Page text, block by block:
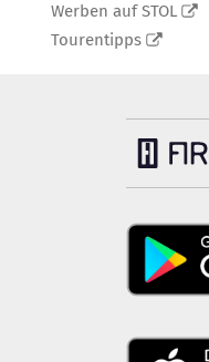
Werben auf STOL
Tourentipps